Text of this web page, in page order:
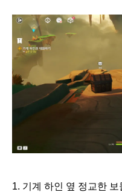
1. 기계 하인 옆 정교한 보